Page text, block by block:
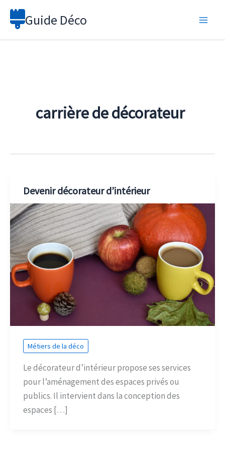
Aller
Guide Déco
carrière de décorateur
Devenir décorateur d’intérieur
Métiers de la déco
Le décorateur d’intérieur propose ses services
pour l’aménagement des espaces privés ou
publics. Il intervient dans la conception des
espaces […]